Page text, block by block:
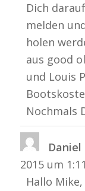
Dich
melden
holen
aus good
und Louis
Nochmals
2015 um 1:11
Hallo